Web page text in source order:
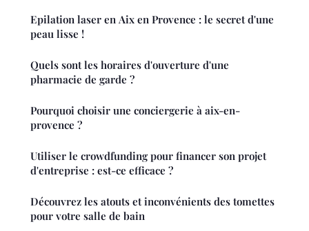
Epilation laser en Aix en Provence : le secret d'une
peau lisse !
Quels sont les horaires d'ouverture d'une
pharmacie de garde ?
Pourquoi choisir une conciergerie à aix-en-
provence ?
Utiliser le crowdfunding pour financer son projet
d'entreprise : est-ce efficace ?
Découvrez les atouts et inconvénients des tomettes
pour votre salle de bain